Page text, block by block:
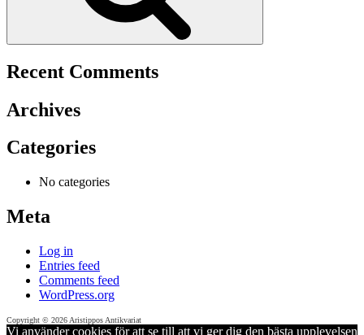
Recent Comments
Archives
Categories
No categories
Meta
Log in
Entries feed
Comments feed
WordPress.org
Copyright © 2026 Aristippos Antikvariat
Vi använder cookies för att se till att vi ger dig den bästa upplevelsen